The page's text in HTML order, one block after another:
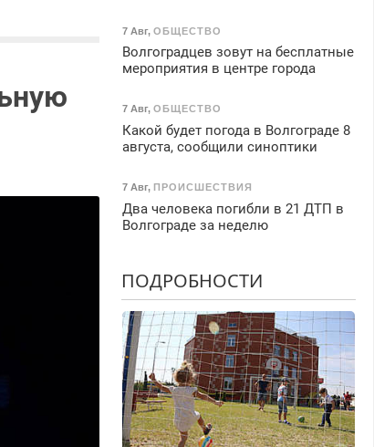
7 Авг, ОБЩЕСТВО
Волгоградцев зовут на бесплатные
мероприятия в центре города
7 Авг, ОБЩЕСТВО
Какой будет погода в Волгограде 8
августа, сообщили синоптики
7 Авг, ПРОИСШЕСТВИЯ
Два человека погибли в 21 ДТП в
Волгограде за неделю
ПОДРОБНОСТИ